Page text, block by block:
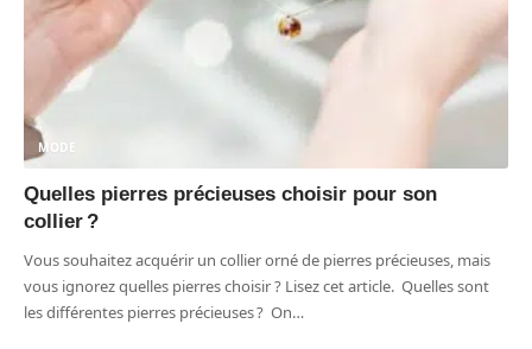
MODE
Quelles pierres précieuses choisir pour son
collier ?
Vous souhaitez acquérir un collier orné de pierres précieuses, mais
vous ignorez quelles pierres choisir ? Lisez cet article. Quelles sont
les différentes pierres précieuses ? On…